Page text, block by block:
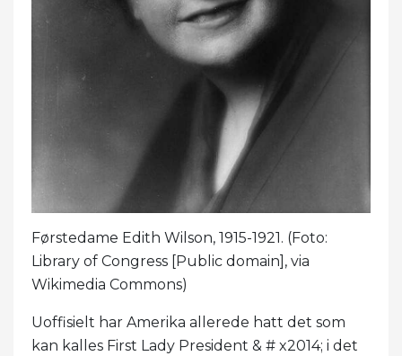
Førstedame Edith Wilson, 1915-1921. (Foto:
Library of Congress [Public domain], via
Wikimedia Commons)
Uoffisielt har Amerika allerede hatt det som
kan kalles First Lady President & # x2014; i det